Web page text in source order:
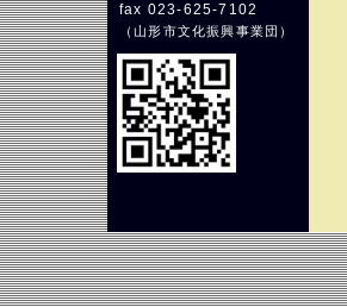
fax 023-625-7102
（山形市文化振興事業団 ）